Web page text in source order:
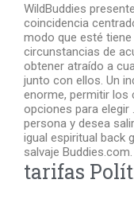
WildBuddies
coincidencia
modo que esté
circunstancias de
obtener atraído a
junto con ellos. Un
enorme, permitir los
opciones para
persona y desea
igual espiritual back
salvaje Buddies.com.
tarifas